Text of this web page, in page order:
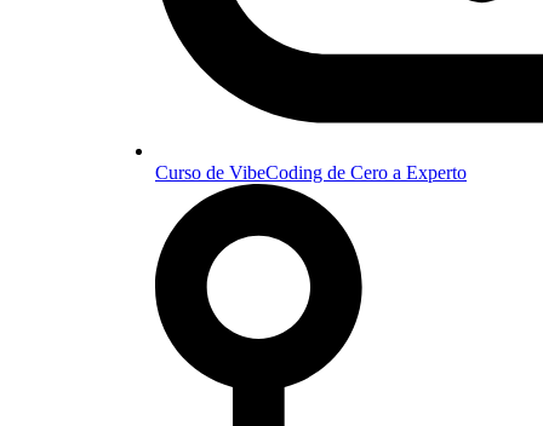
Curso de VibeCoding de Cero a Experto